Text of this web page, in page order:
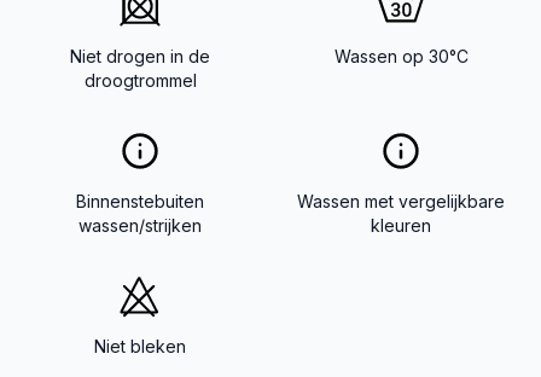
Niet drogen in de
droogtrommel
Wassen op 30°C
Binnenstebuiten
wassen/strijken
Wassen met vergelijkbare
kleuren
Niet bleken